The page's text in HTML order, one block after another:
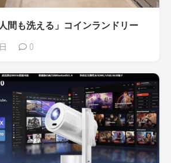
間も洗える」コインランドリー
0